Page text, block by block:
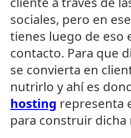
sociales, pero en
tienes luego de eso
contacto. Para que
se convierta en
nutrirlo y ahí es
hosting representa
para construir dicha